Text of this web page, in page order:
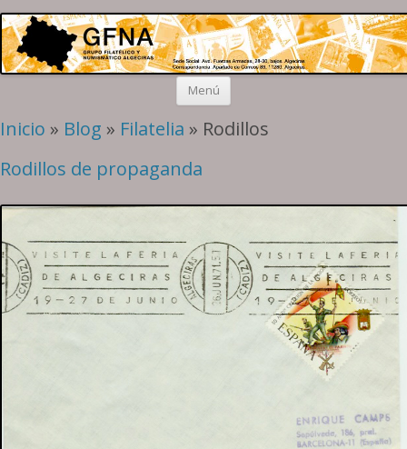
Grupo Algeciras
Filatelia y Numismática en el extremo sur de la península
Menú Saltar
Inicio » Blog » Filatelia » Rodillos
Rodillos de propaganda